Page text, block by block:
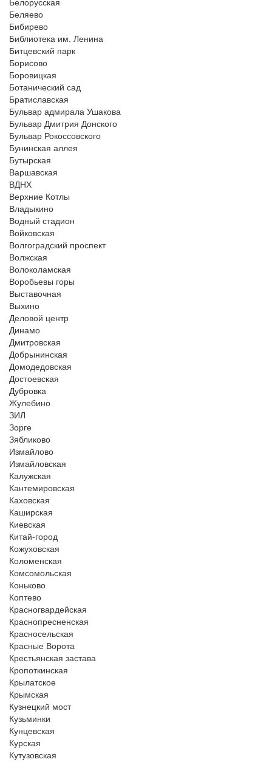
Беляево
Бибирево
Библиотека им. Ленина
Битцевский парк
Борисово
Боровицкая
Ботанический сад
Братиславская
Бульвар адмирала Ушакова
Бульвар Дмитрия Донского
Бульвар Рокоссовского
Бунинская аллея
Бутырская
Варшавская
ВДНХ
Верхние Котлы
Владыкино
Водный стадион
Войковская
Волгоградский проспект
Волжская
Волоколамская
Воробьевы горы
Выставочная
Выхино
Деловой центр
Динамо
Дмитровская
Добрынинская
Домодедовская
Достоевская
Дубровка
Жулебино
ЗИЛ
Зорге
Зябликово
Измайлово
Измайловская
Калужская
Кантемировская
Каховская
Каширская
Киевская
Китай-город
Кожуховская
Коломенская
Комсомольская
Коньково
Коптево
Красногвардейская
Краснопресненская
Красносельская
Красные Ворота
Крестьянская застава
Кропоткинская
Крылатское
Крымская
Кузнецкий мост
Кузьминки
Кунцевская
Курская
Кутузовская